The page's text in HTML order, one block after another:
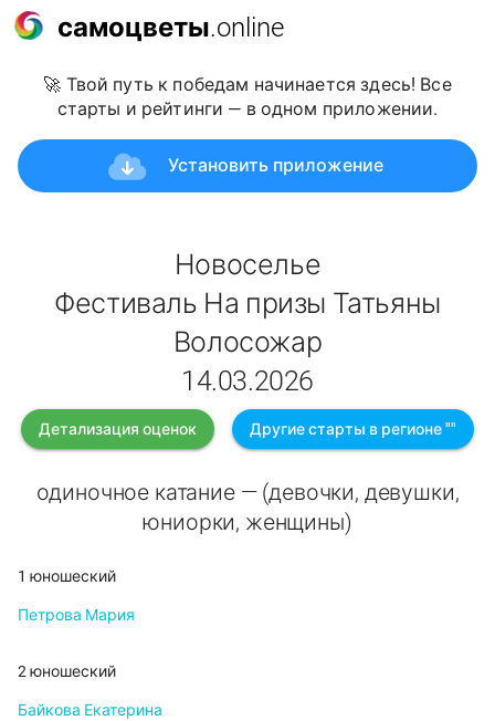
самоцветы.online
🚀 Твой путь к победам начинается здесь! Все
старты и рейтинги — в одном приложении.
Установить приложение
Новоселье
Фестиваль На призы Татьяны
Волосожар
14.03.2026
Детализация оценок Другие старты в регионе ""
одиночное катание — (девочки, девушки,
юниорки, женщины)
1 юношеский
Петрова Мария
2 юношеский
Байкова Екатерина